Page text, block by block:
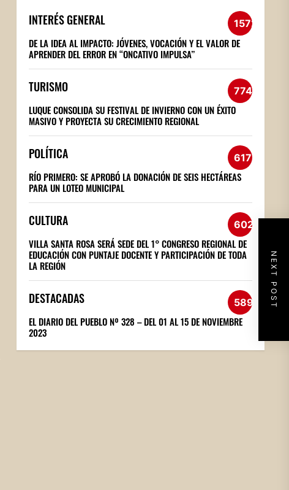
NEXT POST
INTERÉS GENERAL 1572
DE LA IDEA AL IMPACTO: JÓVENES, VOCACIÓN Y EL VALOR DE
APRENDER DEL ERROR EN “ONCATIVO IMPULSA”
TURISMO 774
LUQUE CONSOLIDA SU FESTIVAL DE INVIERNO CON UN ÉXITO
MASIVO Y PROYECTA SU CRECIMIENTO REGIONAL
POLÍTICA 617
RÍO PRIMERO: SE APROBÓ LA DONACIÓN DE SEIS HECTÁREAS
PARA UN LOTEO MUNICIPAL
CULTURA 602
VILLA SANTA ROSA SERÁ SEDE DEL 1° CONGRESO REGIONAL DE
EDUCACIÓN CON PUNTAJE DOCENTE Y PARTICIPACIÓN DE TODA
LA REGIÓN
DESTACADAS 589
EL DIARIO DEL PUEBLO Nº 328 – DEL 01 AL 15 DE NOVIEMBRE
2023